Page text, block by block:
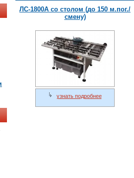
ЛС-1800А со столом (до 150 м.пог./
смену)
узнать подробнее